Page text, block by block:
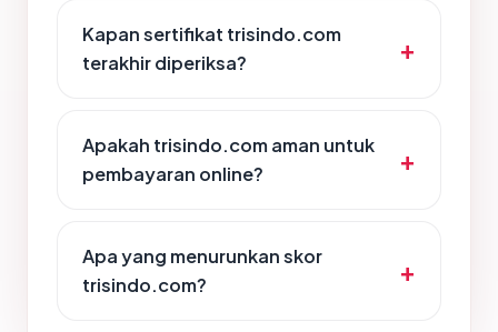
Kapan sertifikat trisindo.com
terakhir diperiksa?
Apakah trisindo.com aman untuk
pembayaran online?
Apa yang menurunkan skor
trisindo.com?